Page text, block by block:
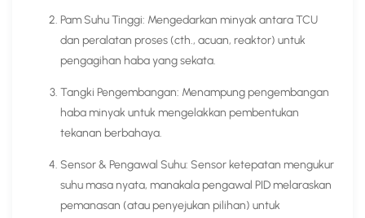
Pam Suhu Tinggi: Mengedarkan minyak antara TCU
dan peralatan proses (cth., acuan, reaktor) untuk
pengagihan haba yang sekata.
Tangki Pengembangan: Menampung pengembangan
haba minyak untuk mengelakkan pembentukan
tekanan berbahaya.
Sensor & Pengawal Suhu: Sensor ketepatan mengukur
suhu masa nyata, manakala pengawal PID melaraskan
pemanasan (atau penyejukan pilihan) untuk